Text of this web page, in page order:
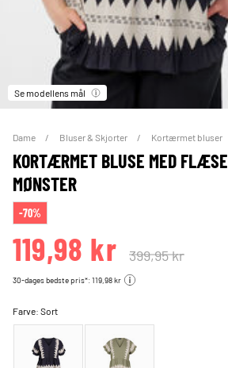
Se modellens mål
Dame Bluser & Skjorter Kortærmet bluser
KORTÆRMET BLUSE MED
MØNSTER
-70%
119,98 kr 399,95 kr
30-dages bedste pris*: 119,98 kr
Farve:Sort